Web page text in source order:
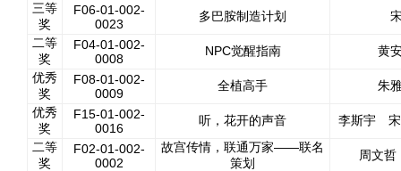
三等
奖
F06-01-002-
0023
多巴胺制造计划
二等
奖
F04-01-002-
0008
NPC觉醒指南
黄
优秀
奖
F08-01-002-
0009
全植高手
朱
优秀
奖
F15-01-002-
0016
听，花开的声音
李斯宇
二等
奖
F02-01-002-
0002
故宫传情，联通万家——联名
策划
周文